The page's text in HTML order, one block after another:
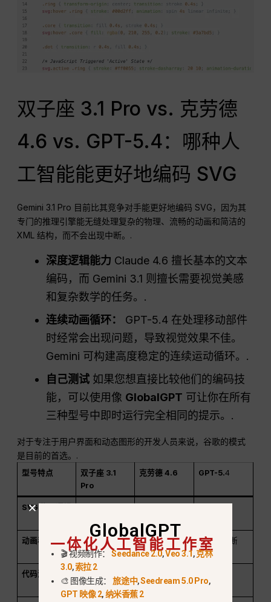
双子座 3.1 Pro vs. 克劳德
4.6 vs. GPT-5.4：哪种人
工智能能更好地编码 SVG
Gemini 3.1 Pro 目前比其竞争对手能更好地编码 SVG，因为其
专门的推理引擎能无缝处理复杂的物理、流畅的动画和简洁的
XML 结构，而不会出现中断。.
深度逻辑能力 Claude 4.6 擅长基本的文本
编码，而 Gemini 3.1 则擅长需要视觉美感
和复杂数学的任务。.
连续动画循环：
GPT-5.4 在处理移动部件
时经常会出现问题，导致视觉效果不佳。
Gemini 可构建高度稳定的连续运动循环。.
自己测试 如果您想直接比较他们的编码技
能，可以使用像 GlobalGPT 可让你在所有
三种型号中即时运行完全相同的提示。.
对于专注于用户界面和动态图形的开发人员来说，谷歌的模式
是目前的首选。.
型号特点
双子座 3.1
Pro
克劳德 4.6 GPT-5.4
SVG 物理逻辑
动画稳定性
高（平滑循
环）
中型
低（经常断
裂）
代码清洁
非常干净（可
随时复印）
GlobalGPT
一体化人工智能工作室
🎬 视频制作：Seedance 2.0,Veo 3.1,克林
3.0,索拉 2
🎨 图像生成：旅途中,Seedream 5.0 Pro,
GPT 映像 2,纳米香蕉 2